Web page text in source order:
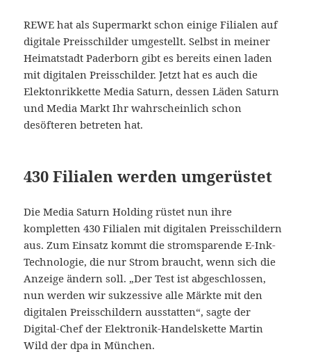
REWE hat als Supermarkt schon einige Filialen auf
digitale Preisschilder umgestellt. Selbst in meiner
Heimatstadt Paderborn gibt es bereits einen laden
mit digitalen Preisschilder. Jetzt hat es auch die
Elektonrikkette Media Saturn, dessen Läden Saturn
und Media Markt Ihr wahrscheinlich schon
desöfteren betreten hat.
430 Filialen werden umgerüstet
Die Media Saturn Holding rüstet nun ihre
kompletten 430 Filialen mit digitalen Preisschildern
aus. Zum Einsatz kommt die stromsparende E-Ink-
Technologie, die nur Strom braucht, wenn sich die
Anzeige ändern soll. „Der Test ist abgeschlossen,
nun werden wir sukzessive alle Märkte mit den
digitalen Preisschildern ausstatten“, sagte der
Digital-Chef der Elektronik-Handelskette Martin
Wild der dpa in München.